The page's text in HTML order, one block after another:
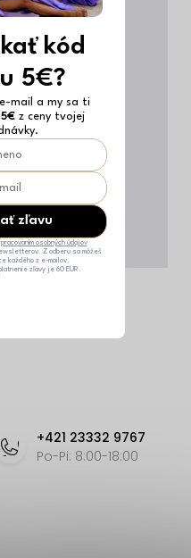
+421 23332 9767
Po-Pi: 8:00-18:00
kód
5€?
mail a my sa ti
z ceny tvojej
zľavu
osobných údajov
Z odberu sa môžeš
každého z e-mailov.
zľavy je 60 EUR.